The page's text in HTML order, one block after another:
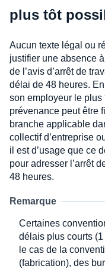
plus tôt
Aucun texte légal ou
justifier une absence
de l’avis d’arrêt de
délai de 48 heures.
son employeur le
prévenance peut être
branche applicable
collectif d’entreprise
il est d’usage que ce
pour adresser l’arrêt
48 heures.
Remarque
Certaines
délais plus courts
le cas de la
(fabrication), des